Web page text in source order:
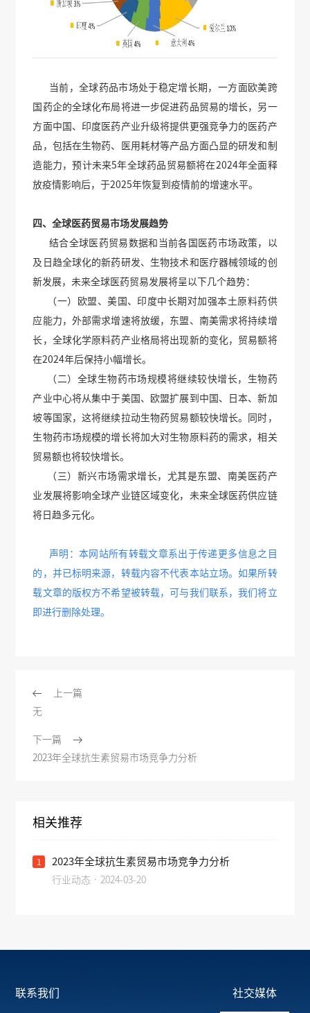
当前，全球药品市场处于稳定增长期，一方面欧美跨
国药企的全球化布局将进一步促进药品贸易的增长，另一
方面中国、印度医药产业升级将提供更强竞争力的医药产
品，包括在生物药、医用耗材等产品方面凸显的研发和制
造能力，预计未来5年全球药品贸易额将在2024年全面释
放疫情影响后，于2025年恢复到疫情前的增速水平。
四、全球医药贸易市场发展趋势
结合全球医药贸易数据和当前各国医药市场政策，以
及日趋全球化的新药研发、生物技术和医疗器械领域的创
新发展，未来全球医药贸易发展将呈以下几个趋势：
（一）欧盟、美国、印度中长期对加强本土原料药供
应能力，外部需求增速将放缓，东盟、南美需求将持续增
长，全球化学原料药产业格局将出现新的变化，贸易额将
在2024年后保持小幅增长。
（二）全球生物药市场规模将继续较快增长，生物药
产业中心将从集中于美国、欧盟扩展到中国、日本、新加
坡等国家，这将继续拉动生物药贸易额较快增长。同时，
生物药市场规模的增长将加大对生物原料药的需求，相关
贸易额也将较快增长。
（三）新兴市场需求增长，尤其是东盟、南美医药产
业发展将影响全球产业链区域变化，未来全球医药供应链
将日趋多元化。
声明：本网站所有转载文章系出于传递更多信息之目
的，并已标明来源，转载内容不代表本站立场。如果所转
载文章的版权方不希望被转载，可与我们联系，我们将立
即进行删除处理。
上一篇
无
下一篇
2023年全球抗生素贸易市场竞争力分析
相关推荐
1 2023年全球抗生素贸易市场竞争力分析
行业动态 · 2024-03-20
联系我们 社交媒体